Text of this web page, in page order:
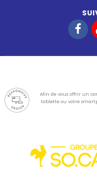
Afin de vous offrir un
tablette ou votre